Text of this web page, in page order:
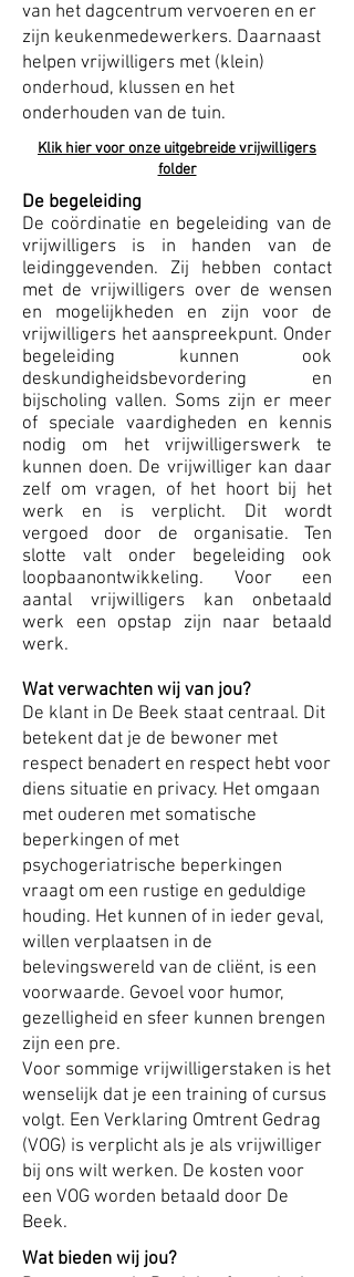
van het dagcentrum vervoeren en er
zijn keukenmedewerkers. Daarnaast
helpen vrijwilligers met (klein)
onderhoud, klussen en het
onderhouden van de tuin.
Klik hier voor onze uitgebreide vrijwilligers
folder
De begeleiding
De coördinatie en begeleiding van de
vrijwilligers is in handen van de
leidinggevenden. Zij hebben contact
met de vrijwilligers over de wensen
en mogelijkheden en zijn voor de
vrijwilligers het aanspreekpunt. Onder
begeleiding kunnen ook
deskundigheidsbevordering en
bijscholing vallen. Soms zijn er meer
of speciale vaardigheden en kennis
nodig om het vrijwilligerswerk te
kunnen doen. De vrijwilliger kan daar
zelf om vragen, of het hoort bij het
werk en is verplicht. Dit wordt
vergoed door de organisatie. Ten
slotte valt onder begeleiding ook
loopbaanontwikkeling. Voor een
aantal vrijwilligers kan onbetaald
werk een opstap zijn naar betaald
werk.
Wat verwachten wij van jou?
De klant in De Beek staat centraal. Dit
betekent dat je de bewoner met
respect benadert en respect hebt voor
diens situatie en privacy. Het omgaan
met ouderen met somatische
beperkingen of met
psychogeriatrische beperkingen
vraagt om een rustige en geduldige
houding. Het kunnen of in ieder geval,
willen verplaatsen in de
belevingswereld van de cliënt, is een
voorwaarde. Gevoel voor humor,
gezelligheid en sfeer kunnen brengen
zijn een pre.
Voor sommige vrijwilligerstaken is het
wenselijk dat je een training of cursus
volgt. Een Verklaring Omtrent Gedrag
(VOG) is verplicht als je als vrijwilliger
bij ons wilt werken. De kosten voor
een VOG worden betaald door De
Beek.
Wat bieden wij jou?